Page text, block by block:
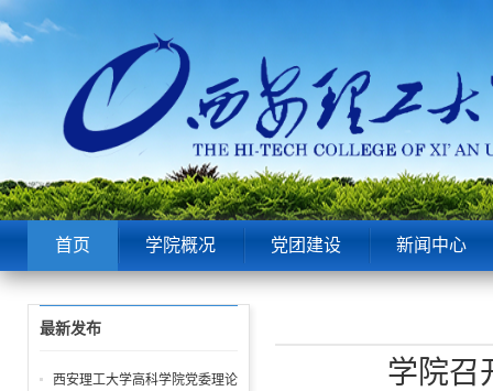
首页 学院概况 党团建设 新闻中心
学院召
最新发布
西安理工大学高科学院党委理论